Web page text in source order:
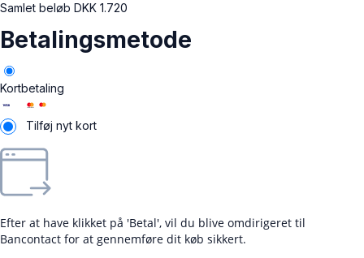
Samlet beløb DKK 1.720
Betalingsmetode
Kortbetaling
Tilføj nyt kort
Efter at have klikket på 'Betal', vil du blive omdirigeret til
Bancontact for at gennemføre dit køb sikkert.